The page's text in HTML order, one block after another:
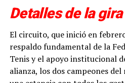
Detalles de la
El circuito, que inició en
respaldo fundamental de la
Tenis y el apoyo institucional
alianza, los dos campeones